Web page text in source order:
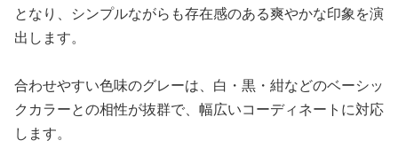
となり、シンプルながらも存在感のある爽やかな印象を演
出します。
合わせやすい色味のグレーは、白・黒・紺などのベーシッ
クカラーとの相性が抜群で、幅広いコーディネートに対応
します。